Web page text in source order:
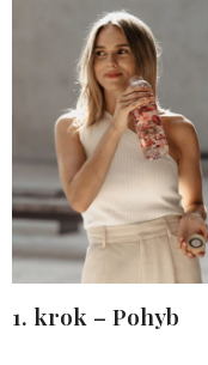
1. krok – Pohyb